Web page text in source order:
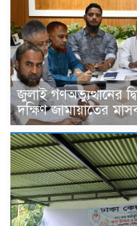
জুলাই গণঅভ্যুত্থানের
দক্ষিণ জামায়াতের